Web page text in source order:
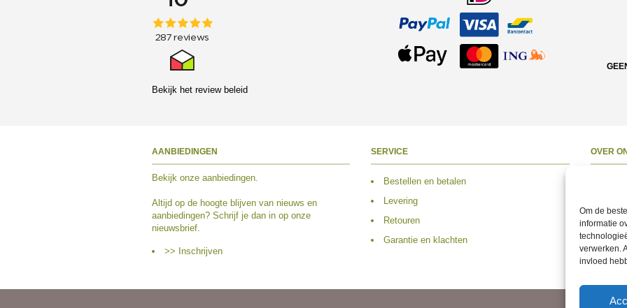
Om de
informatie
verwerken.
invloed
Bekijk het review beleid
AANBIEDINGEN
Bekijk onze aanbiedingen.
Altijd op de hoogte blijven van nieuws en
aanbiedingen? Schrijf je dan in op onze
nieuwsbrief.
>> Inschrijven
SERVICE
Bestellen en betalen
Levering
Retouren
Garantie en klachten
OVER
Volg